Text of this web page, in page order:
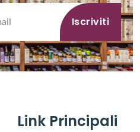
Iscriviti
Link Principali